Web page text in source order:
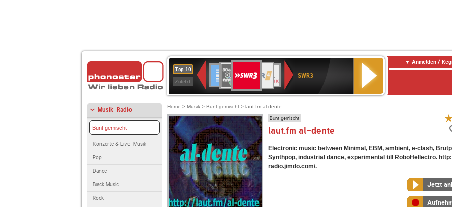
Top 10
Zuletzt
Deutschlandfunk
80er
90er
OLDIE
ANTENNE
4
KLASSIK
SWR
Kultur
NDR
2
SWR3
Anmelden /
Musik-Radio
Bunt gemischt
Konzerte & Live-Musik
Pop
Dance
Black Music
Rock
Home > Musik > Bunt gemischt > laut.fm al-dente
Bunt gemischt
laut.fm al-dente
Electronic music between Minimal, EBM, ambient, e-clash,
Synthpop, industrial dance, experimental till RoboHellectro.
radio.jimdo.com/.
Jetzt